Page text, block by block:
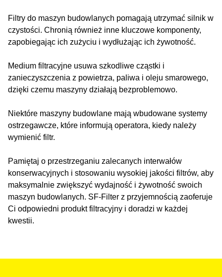
Filtry do maszyn budowlanych pomagają utrzymać silnik w
czystości. Chronią również inne kluczowe komponenty,
zapobiegając ich zużyciu i wydłużając ich żywotność.
Medium filtracyjne usuwa szkodliwe cząstki i
zanieczyszczenia z powietrza, paliwa i oleju smarowego,
dzięki czemu maszyny działają bezproblemowo.
Niektóre maszyny budowlane mają wbudowane systemy
ostrzegawcze, które informują operatora, kiedy należy
wymienić filtr.
Pamiętaj o przestrzeganiu zalecanych interwałów
konserwacyjnych i stosowaniu wysokiej jakości filtrów, aby
maksymalnie zwiększyć wydajność i żywotność swoich
maszyn budowlanych. SF-Filter z przyjemnością zaoferuje
Ci odpowiedni produkt filtracyjny i doradzi w każdej
kwestii.